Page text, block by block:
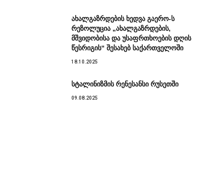
ახალგაზრდების ხედვა გაერო-ს
რეზოლუცია „ახალგაზრდების,
მშვიდობისა და უსაფრთხოების დღის
წესრიგის“ შესახებ საქართველოში
18.10.2025
სტალინიზმის რენესანსი რუსეთში
09.08.2025